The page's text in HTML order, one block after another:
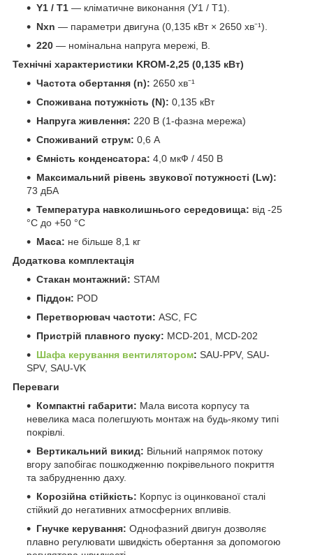
Y1 / T1 — кліматичне виконання (У1 / Т1).
Nxn — параметри двигуна (0,135 кВт × 2650 хв⁻¹).
220 — номінальна напруга мережі, В.
Технічні характеристики KROM-2,25 (0,135 кВт)
Частота обертання (n): 2650 хв⁻¹
Споживана потужність (N): 0,135 кВт
Напруга живлення: 220 В (1-фазна мережа)
Споживаний струм: 0,6 А
Ємність конденсатора: 4,0 мкФ / 450 В
Максимальний рівень звукової потужності (Lw):
73 дБА
Температура навколишнього середовища: від -25
°C до +50 °C
Маса: не більше 8,1 кг
Додаткова комплектація
Стакан монтажний: STAM
Піддон: POD
Перетворювач частоти: ASC, FC
Пристрій плавного пуску: MCD-201, MCD-202
Шафа керування вентилятором: SAU-PPV, SAU-
SPV, SAU-VK
Переваги
Компактні габарити: Мала висота корпусу та
невелика маса полегшують монтаж на будь-якому типі
покрівлі.
Вертикальний викид: Вільний напрямок потоку
вгору запобігає пошкодженню покрівельного покриття
та забрудненню даху.
Корозійна стійкість: Корпус із оцинкованої сталі
стійкий до негативних атмосферних впливів.
Гнучке керування: Однофазний двигун дозволяє
плавно регулювати швидкість обертання за допомогою